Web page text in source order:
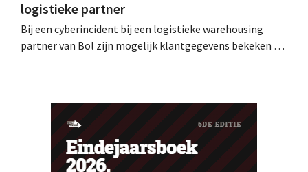
logistieke partner
Bij een cyberincident bij een logistieke warehousing
partner van Bol zijn mogelijk klantgegevens bekeken of